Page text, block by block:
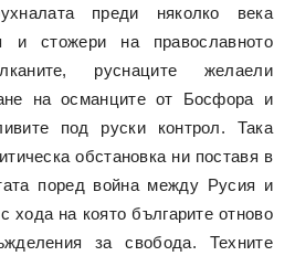
преди няколко века
и стожери на православното
руснаците желаели
на османците от Босфора и
под руски контрол. Така
обстановка ни поставя в
поред война между Русия и
хода на която българите отново
за свобода. Техните